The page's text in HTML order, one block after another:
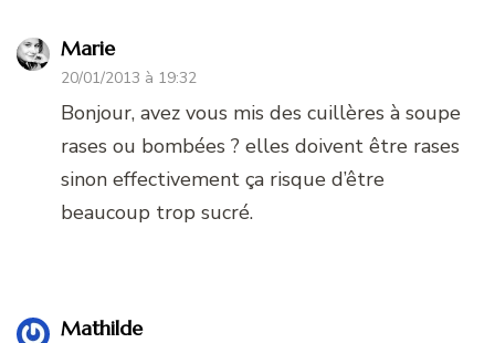
Marie
20/01/2013 à 19:32
Bonjour, avez vous mis des cuillères à soupe
rases ou bombées ? elles doivent être rases
sinon effectivement ça risque d’être
beaucoup trop sucré.
Mathilde